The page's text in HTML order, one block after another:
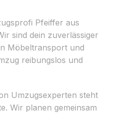
Pfeiffer aus
sind dein zuverlässiger
Möbeltransport und
reibungslos und
Umzugsexperten steht
Wir planen gemeinsam